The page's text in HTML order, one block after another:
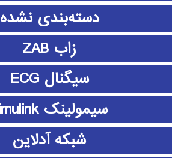
دسته‌بندی نشده
زاب ZAB
سیگنال ECG
سیمولینک simulink
شبکه آدلاین